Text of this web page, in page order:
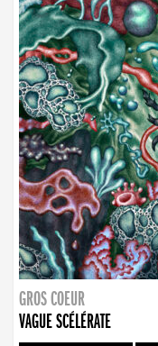
GROS COEUR
VAGUE SCÉLÉRATE